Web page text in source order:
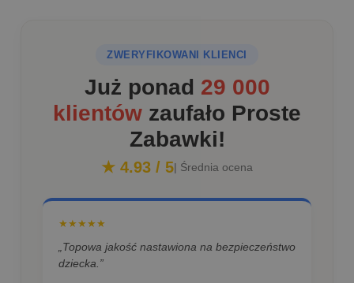
ZWERYFIKOWANI KLIENCI
Już ponad 29 000
klientów zaufało Proste
Zabawki!
★ 4.93 / 5| Średnia ocena
★★★★★
„Topowa jakość nastawiona na bezpieczeństwo
dziecka.”